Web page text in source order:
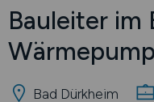
Bauleiter im
Bad Dürkheim